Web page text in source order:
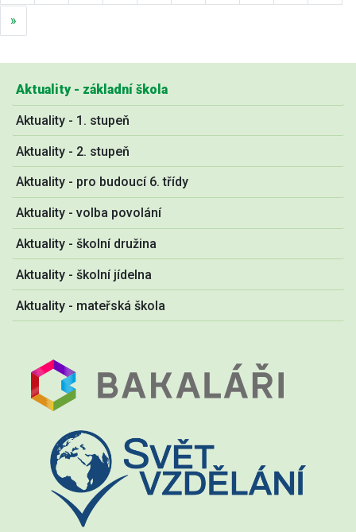
Aktuality - základní škola
Aktuality - 1. stupeň
Aktuality - 2. stupeň
Aktuality - pro budoucí 6. třídy
Aktuality - volba povolání
Aktuality - školní družina
Aktuality - školní jídelna
Aktuality - mateřská škola
»